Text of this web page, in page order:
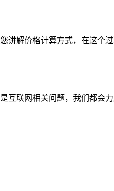
讲解价格计算方式，在这个
互联网相关问题，我们都会